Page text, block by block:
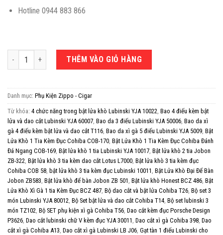
Hotline 0944 883 866
Set phụ kiện xì gà bật lửa và dao cắt Cohiba HB 998 số lượng
THÊM VÀO GIỎ HÀNG
Danh mục: Phụ Kiện Zippo - Cigar
Từ khóa: 4 chức năng trong bật lửa khò Lubinski YJA 10022, Bao 4 điếu kèm bật
lửa và dao cắt Lubinski YJA 60007, Bao da 3 điếu Lubinski YJA 50006, Bao da xì
gà 4 điếu kèm bật lửa và dao cắt T116, Bao da xì gà 5 điếu Lubinski YJA 5009, Bật
Lửa Khò 1 Tia Kèm Đục Cohiba COB-170, Bật Lửa Khò 1 Tia Kèm Đục Cohiba Đánh
Đá Ngang COB-169, Bật lửa khò 1 tia Lubinski YJA 10017, Bật lửa khò 2 tia Jobon
ZB-322, Bật lửa khò 3 tia kèm dao cắt Lotus L7000, Bật lửa khò 3 tia kèm đục
Cohiba COB 58, bật lửa khò 3 tia kèm đục Lubinski 10011 , Bật Lửa Khò Đại Để Bàn
Jobon ZB583, Bật lửa khò để bàn Jobon ZB 501 , Bật lửa khò Honest BCZ 486, Bật
Lửa Khò Xì Gà 1 tia Kèm Đục BCZ 487, Bộ dao cắt và bật lửa Cohiba T26, Bộ set 3
món Lubinski YJA 80012, Bộ Set bật lửa và dao cắt Cohiba T14, Bộ set lubinski 3
món TZ102, Bộ SET phụ kiện xì gà Cohiba T56, Dao cắt kèm đục Porsche Design
P3626, Dao cắt lubinski chữ V kèm đục YJA 30011 , Dao cắt xì gà Cohiba 398, Dao
cắt xì gà Cohiba A13, Dao cắt xì gà Lubinski LB J06, Gạt tàn 1 điếu Lubinski cho